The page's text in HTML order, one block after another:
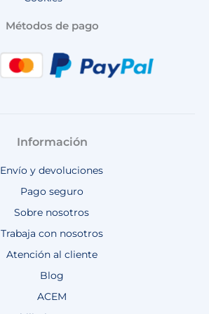
Métodos de pago
Información
Envío y devoluciones
Pago seguro
Sobre nosotros
Trabaja con nosotros
Atención al cliente
Blog
ACEM